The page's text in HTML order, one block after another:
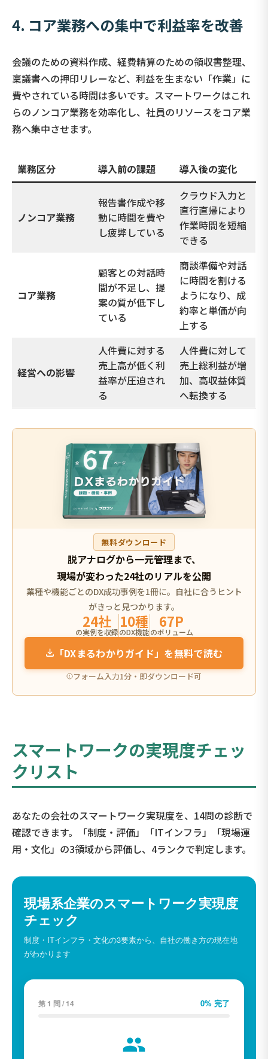
4. コア業務への集中で利益率を改善
会議のための資料作成、経費精算のための領収書整理、
稟議書への押印リレーなど、利益を生まない「作業」に
費やされている時間は多いです。スマートワークはこれ
らのノンコア業務を効率化し、社員のリソースをコア業
務へ集中させます。
業務区分 導入前の課題 導入後の変化
ノンコア業務
報告書作成や移
動に時間を費や
し疲弊している
クラウド入力と
直行直帰により
作業時間を短縮
できる
コア業務
顧客との対話時
間が不足し、提
案の質が低下し
ている
商談準備や対話
に時間を割ける
ようになり、成
約率と単価が向
上する
経営への影響
人件費に対する
売上高が低く利
益率が圧迫され
る
人件費に対して
売上総利益が増
加、高収益体質
へ転換する
無料ダウンロード
脱アナログから一元管理まで、
現場が変わった24社のリアルを公開
業種や機能ごとのDX成功事例を1冊に。自社に合うヒント
がきっと見つかります。
24社
の実例を収録
10種
のDX機能
67P
のボリューム
「DXまるわかりガイド」を無料で読む
フォーム入力1分・即ダウンロード可
スマートワークの実現度チェッ
クリスト
あなたの会社のスマートワーク実現度を、14問の診断で
確認できます。「制度・評価」「ITインフラ」「現場運
用・文化」の3領域から評価し、4ランクで判定します。
現場系企業のスマートワーク実現度
チェック
制度・ITインフラ・文化の3要素から、自社の働き方の現在地
がわかります
第 1 問 / 14 0% 完了